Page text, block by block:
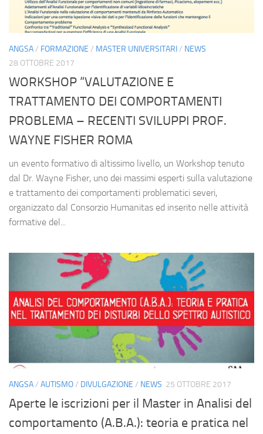
ANGSA/ FORMAZIONE / MASTER UNIVERSITARI/ NEWS
28 OTTOBRE 2017
WORKSHOP “VALUTAZIONE E
TRATTAMENTO DEI COMPORTAMENTI
PROBLEMA – RECENTI SVILUPPI PROF.
WAYNE FISHER ROMA
un evento formativo di altissimo livello, un Workshop tenuto
dal Dr. Wayne Fisher, uno dei massimi esperti sulla valutazione
e trattamento dei comportamenti problematici severi,
organizzato dal Consorzio Humanitas ed inserito nelle attività
formative del...
ANGSA/ AUTISMO/ DIVULGAZIONE / NEWS 25 OTTOBRE 2017
Aperte le iscrizioni per il Master in Analisi del
comportamento (A.B.A.): teoria e pratica nel